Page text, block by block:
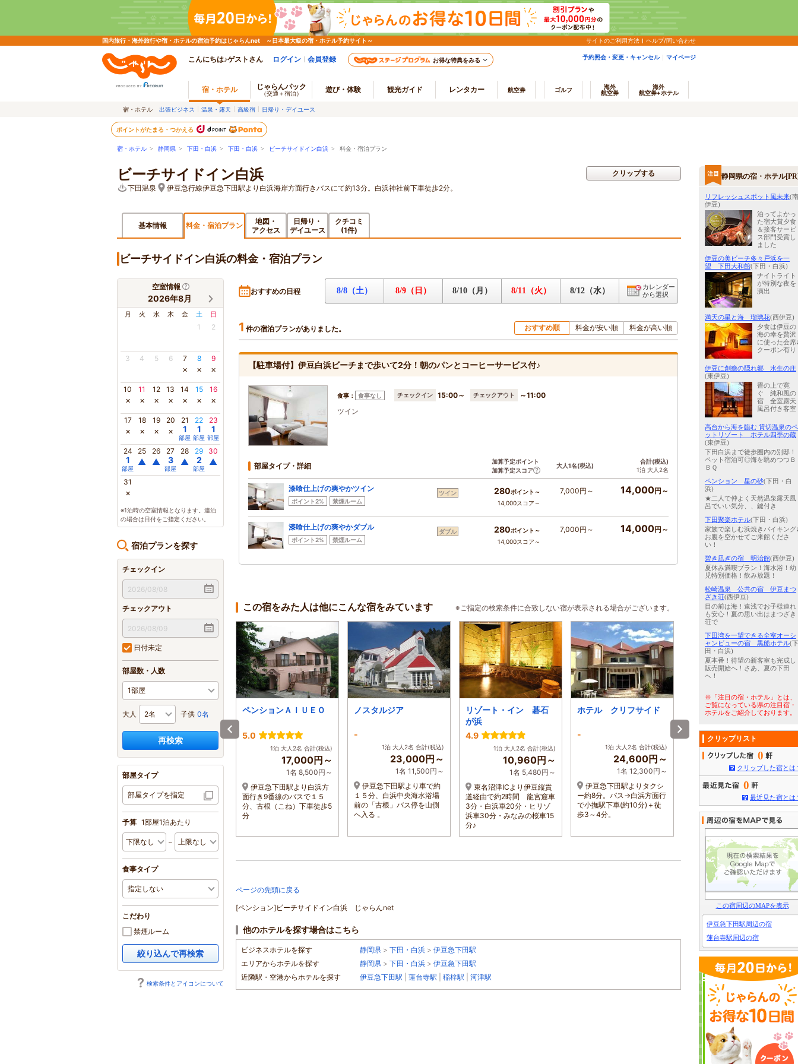
国内旅行・海外旅行や宿・ホテルの宿泊予約はじゃらんnet ～日本最大級の宿・ホテル予約サイト～ サイトのご利用方法 ヘルプ/問い合わせ
こんにちは♪ゲストさん ログイン 会員登録 お得な特典をみる 予約照会・変更・キャンセル マイページ
宿・ホテル じゃらんパック
（交通＋宿泊） 遊び・体験 観光ガイド レンタカー 航空券 ゴルフ
海外
航空券
海外
航空券+ホテル
宿・ホテル 出張ビジネス 温泉・露天 高級宿 日帰り・デイユース
ポイントがたまる・つかえる
宿・ホテル > 静岡県 > 下田・白浜 > 下田・白浜 > ビーチサイドイン白浜 > 料金・宿泊プラン
ビーチサイドイン白浜
下田温泉 伊豆急行線伊豆急下田駅より白浜海岸方面行きバスにて約13分。白浜神社前下車徒歩2分。
クリップする
基本情報 料金・宿泊プラン
地図・
アクセス
日帰り・
デイユース
クチコミ
(1件)
ビーチサイドイン白浜の料金・宿泊プラン
空室情報
2026年8月
月 火 水 木 金 土 日
1 2
3 4 5 6 7
×
8
×
9
×
10
×
11
×
12
×
13
×
14
×
15
×
16
×
17
×
18
×
19
×
20
×
21
1
部屋
22
1
部屋
23
1
部屋
24
1
部屋
25
▲
26
▲
27
3
部屋
28
▲
29
2
部屋
30
▲
31
×
※1泊時の空室情報となります。連泊
の場合は日付をご指定ください。
宿泊プランを探す
チェックイン
チェックアウト
日付未定
部屋数・人数
大人 子供 0名
再検索
部屋タイプ
部屋タイプを指定
予算 1部屋1泊あたり
～
食事タイプ
こだわり
禁煙ルーム
絞り込んで再検索
検索条件とアイコンについて
おすすめの日程 8/8（土） 8/9（日） 8/10（月） 8/11（火） 8/12（水）
カレンダー
から選択
1 件の宿泊プランがありました。 おすすめ順 料金が安い順 料金が高い順
【駐車場付】伊豆白浜ビーチまで歩いて2分！朝のパンとコーヒーサービス付♪
食事： 食事なし チェックイン 15:00～ チェックアウト
～11:00
ツイン
部屋タイプ・詳細
加算予定ポイント
加算予定スコア
大人1名(税込)
合計(税込)
1泊 大人2名
漆喰仕上げの爽やかツイン
ポイント2% 禁煙ルーム
ツイン 280ポイント～
14,000スコア～
7,000円～ 14,000円～
漆喰仕上げの爽やかダブル
ポイント2% 禁煙ルーム
ダブル 280ポイント～
14,000スコア～
7,000円～ 14,000円～
この宿をみた人は他にこんな宿をみています ※ご指定の検索条件に合致しない宿が表示される場合がございます。
アメリカンハウス
COZY（コージー）
1泊 大人2名 合計(税込)
11,000円～
東名高速～厚木IC～小田
原厚木道路から熱海経由で
下田へ、国道136号大浜標
ペンションＡＩＵＥＯ
5.0
1泊 大人2名 合計(税込)
17,000円～
1名 8,500円～
伊豆急下田駅より白浜方
面行き9番線のバスで１５
分、古根（こね）下車徒歩5
分
ノスタルジア
-
1泊 大人2名 合計(税込)
23,000円～
1名 11,500円～
伊豆急下田駅より車で約
１５分、白浜中央海水浴場
前の「古根」バス停を山側
へ入る 。
リゾート・イン 碁石
が浜
4.9
1泊 大人2名 合計(税込)
10,960円～
1名 5,480円～
東名沼津ICより伊豆縦貫
道経由で約2時間 龍宮窟車
3分・白浜車20分・ヒリゾ
浜車30分・みなみの桜車15
分♪
ホテル クリフサイド
-
1泊 大人2名 合計(税込)
24,600円～
1名 12,300円～
伊豆急下田駅よりタクシ
ー約8分。バス→白浜方面行
で小撫駅下車(約10分)＋徒
歩3～4分。
ココデメール
-
1泊 大人2名 合計(税込)
13,200円～
1名 6,600円～
東京駅より、踊り子号で
下田駅迄２時間４０分。 東
名沼津ICより下田方面へ、
約１時間３０分。
ページの先頭に戻る
[ペンション]ビーチサイドイン白浜 じゃらんnet
他のホテルを探す場合はこちら
ビジネスホテルを探す 静岡県 > 下田・白浜 > 伊豆急下田駅
エリアからホテルを探す
静岡県 > 下田・白浜 > 伊豆急下田駅
近隣駅・空港からホテルを探す
伊豆急下田駅 蓮台寺駅 稲梓駅 河津駅
静岡県の宿・ホテル
リフレッシュスポット風未来(南
伊豆)
泊ってよかっ
た宿大賞夕食
＆接客サービ
ス部門受賞し
ました
伊豆の美ビーチ多々戸浜を一
望 下田大和館(下田・白浜)
ナイトライト
が特別な夜を
演出
満天の星と海 瑠璃花(西伊豆)
夕食は伊豆の
海の幸を贅沢
に使った会席
クーポン有り
伊豆に創癒の隠れ郷 水生の庄
(東伊豆)
畳の上で寛
ぐ 純和風の
宿 全室露天
風呂付き客室
高台から海を臨む 貸切温泉のペ
ットリゾート ホテル四季の蔵
(東伊豆)
下田白浜まで徒歩圏内の別邸！
ペット宿泊可◎海を眺めつつＢ
ＢＱ
ペンション 星の砂(下田・白
浜)
★二人で仲よく天然温泉露天風
呂でいい気分、、鍵付き
下田聚楽ホテル(下田・白浜)
家族で楽しむ浜焼きバイキング
お腹を空かせてご来館くださ
い！
碧き凪ぎの宿 明治館(西伊豆)
夏休み満喫プラン！海水浴！幼
児特別価格！飲み放題！
松崎温泉 公共の宿 伊豆まつ
ざき荘(西伊豆)
目の前は海！遠浅でお子様連れ
も安心！夏の思い出はまつざき
荘で
下田湾を一望できる全室オーシ
ャンビューの宿 黒船ホテル(下
田・白浜)
夏本番！待望の新客室も完成し
販売開始へ！さあ、夏の下田
へ！
※「注目の宿・ホテル」とは、
ご覧になっている県の注目宿・
ホテルをご紹介しております。
クリップリスト
0
クリップした宿とは
0
最近見た宿とは
この宿周辺のMAPを表示
伊豆急下田駅周辺の宿
蓮台寺駅周辺の宿